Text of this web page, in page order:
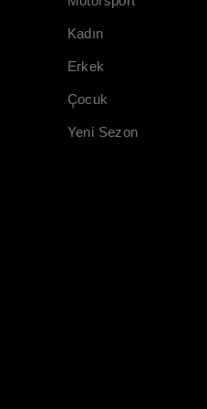
Kadın
Erkek
Çocuk
Yeni Sezon